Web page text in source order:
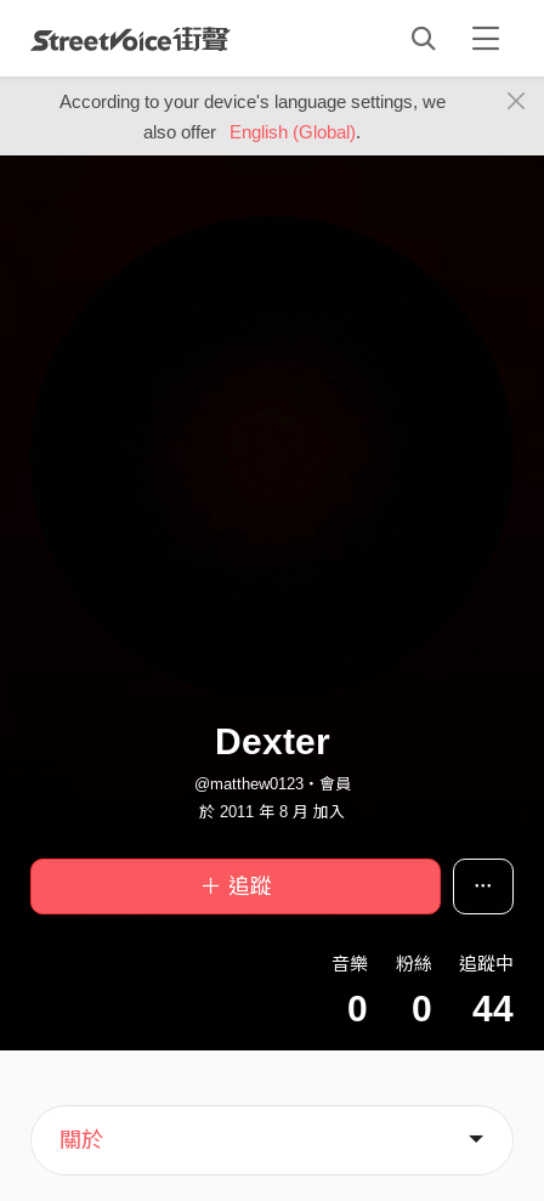
According to your device's language settings, we
also offer
English (Global).
Dexter
@matthew0123・會員
於 2011 年 8 月 加入
＋ 追蹤
音樂
0
粉絲
0
追蹤中
44
主頁
歌單
喜歡
關於